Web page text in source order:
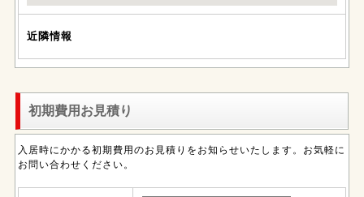
近隣情報
初期費用お見積り
入居時にかかる初期費用のお見積りをお知らせいたします。お気軽に
お問い合わせください。